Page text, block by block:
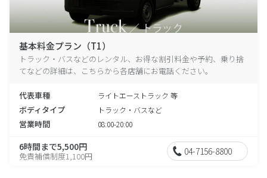
基本料金プラン（T1）
トラック・バスなどのレンタル、お得な割引料金や予約、乗り捨
てなどの詳細は、こちらから各店舗にお電話ください。
代表車種 ライトエーストラック 等
ボディタイプ トラック・バスなど
営業時間 08:00-20:00
6時間まで5,500円
免責補償制度1,100円 04-7156-8800